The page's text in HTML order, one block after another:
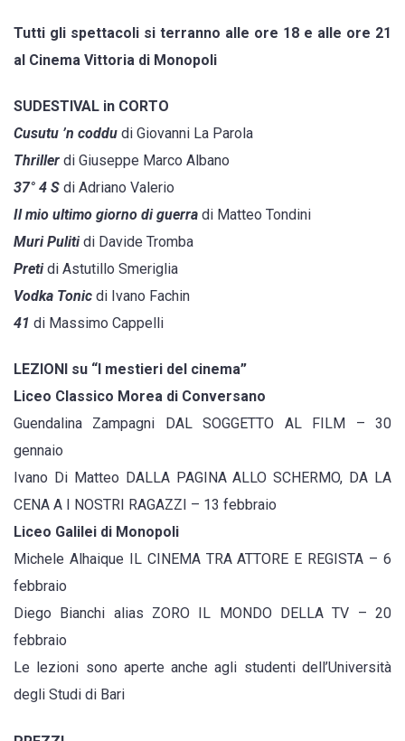
Tutti gli spettacoli si terranno alle ore 18 e alle ore 21
al Cinema Vittoria di Monopoli
SUDESTIVAL in CORTO
Cusutu ’n coddu di Giovanni La Parola
Thriller di Giuseppe Marco Albano
37° 4 S di Adriano Valerio
Il mio ultimo giorno di guerra di Matteo Tondini
Muri Puliti di Davide Tromba
Pretidi Astutillo Smeriglia
Vodka Tonic di Ivano Fachin
41 di Massimo Cappelli
LEZIONI su “I mestieri del cinema”
Liceo Classico Morea di Conversano
Guendalina Zampagni DAL SOGGETTO AL FILM – 30
gennaio
Ivano Di Matteo DALLA PAGINA ALLO SCHERMO, DA LA
CENA A I NOSTRI RAGAZZI – 13 febbraio
Liceo Galilei di Monopoli
Michele Alhaique IL CINEMA TRA ATTORE E REGISTA – 6
febbraio
Diego Bianchi alias ZORO IL MONDO DELLA TV – 20
febbraio
Le lezioni sono aperte anche agli studenti dell’Università
degli Studi di Bari